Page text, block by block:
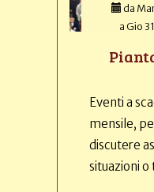
da
aGio
Eventi a
mensile,
discutere
situazioni